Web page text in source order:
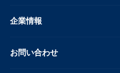
企業情報
お問い合わせ